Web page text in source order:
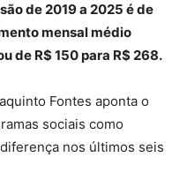
de 2019 a 2025 é de
mensal médio
de R$ 150 para R$ 268.
Fontes aponta o
sociais como
nos últimos seis